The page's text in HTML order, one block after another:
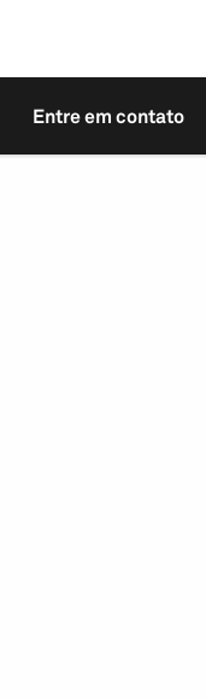
Entre em contato